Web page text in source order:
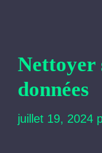
Nettoyer
données
juillet 19, 2024